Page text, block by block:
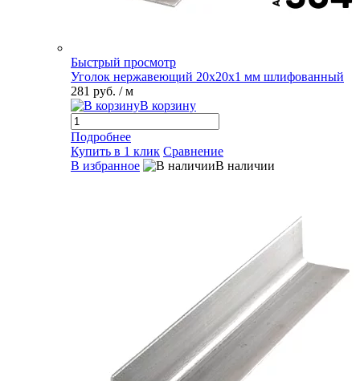
Быстрый просмотр
Уголок нержавеющий 20х20х1 мм шлифованный
281 руб. / м
В корзину
Подробнее
Купить в 1 клик Сравнение
В избранное
В наличии